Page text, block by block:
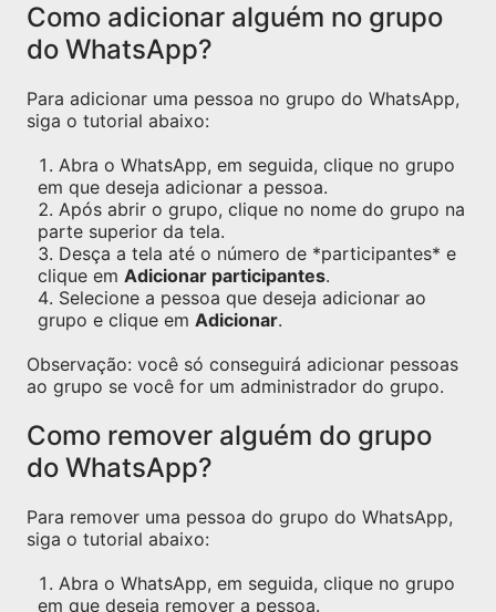
Como adicionar alguém no grupo
do WhatsApp?
Para adicionar uma pessoa no grupo do WhatsApp,
siga o tutorial abaixo:
Abra o WhatsApp, em seguida, clique no grupo
em que deseja adicionar a pessoa.
Após abrir o grupo, clique no nome do grupo na
parte superior da tela.
Desça a tela até o número de *participantes* e
clique em Adicionar participantes.
Selecione a pessoa que deseja adicionar ao
grupo e clique em Adicionar.
Observação: você só conseguirá adicionar pessoas
ao grupo se você for um administrador do grupo.
Como remover alguém do grupo
do WhatsApp?
Para remover uma pessoa do grupo do WhatsApp,
siga o tutorial abaixo:
Abra o WhatsApp, em seguida, clique no grupo
em que deseja remover a pessoa.